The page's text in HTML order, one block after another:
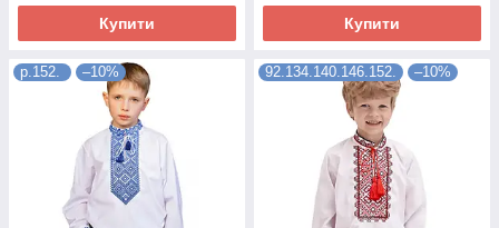
Купити Купити
р.152. –10% 92.134.140.146.152. –10%